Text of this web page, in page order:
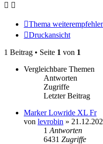
Thema
Druckansicht
1 Beitrag • Seite 1 von 1
Vergleichbare Themen
Antworten
Zugriffe
Letzter Beitrag
Marker Lowride XL Fr
von levrobin »
1 Antworten
6431 Zugriffe